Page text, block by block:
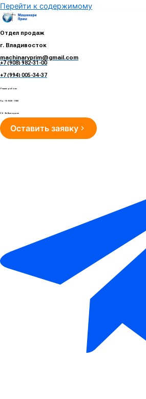
Перейти к содержимому
Отдел продаж
г. Владивосток
machinaryprim@gmail.com
+7 (908) 982-31-00
+7 (994) 005-34-37
Режим работы
Пн - Пт 10:00 - 19:00
Сб - Вс Выходные
Оставить заявку